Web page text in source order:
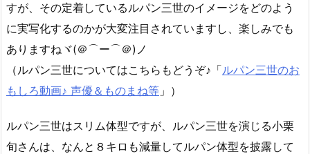
すが、その定着しているルパン三世のイメージをどのよう
に実写化するのかが大変注目されていますし、楽しみでも
ありますねヾ(＠⌒ー⌒＠)ノ
（ルパン三世についてはこちらもどうぞ♪「ルパン三世のお
もしろ動画♪ 声優＆ものまね等 」）
ルパン三世はスリム体型ですが、ルパン三世を演じる小栗
旬さんは、なんと８キロも減量してルパン体型を披露して